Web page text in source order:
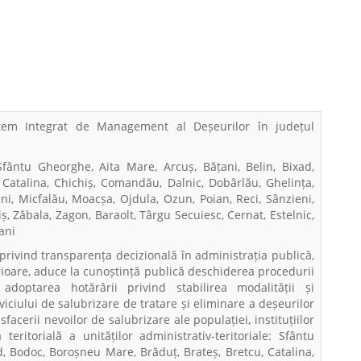
Integrat de Management al Deșeurilor în județul
Gheorghe, Aita Mare, Arcuș, Bățani, Belin, Bixad,
Chichiș, Comandău, Dalnic, Dobârlău, Ghelința,
Micfalău, Moacșa, Ojdula, Ozun, Poian, Reci, Sânzieni,
Zăbala, Zagon, Baraolt, Târgu Secuiesc, Cernat, Estelnic,
transparența decizională în administrația publică,
aduce la cunoștință publică deschiderea procedurii
hotărârii privind stabilirea modalității și
de salubrizare de tratare și eliminare a deșeurilor
nevoilor de salubrizare ale populației, instituțiilor
a unităților administrativ-teritoriale: Sfântu
Bodoc, Boroșneu Mare, Brăduț, Brateș, Bretcu, Catalina,